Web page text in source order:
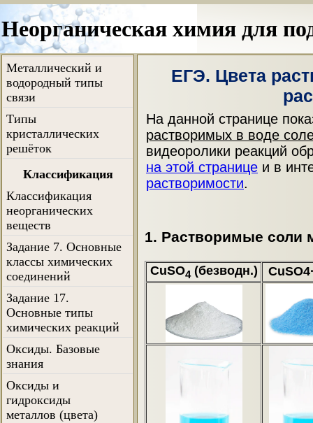
Неорганическая химия для
Ковалентный тип
связи.
Электроотрицательность
Металлический и
водородный типы
связи
Типы
кристаллических
решёток
Классификация
Классификация
неорганических
веществ
Задание 7. Основные
классы химических
соединений
Задание 17.
Основные типы
химических реакций
Оксиды. Базовые
знания
Оксиды и
гидроксиды
металлов (цвета)
ЕГЭ. Цвета
На данной странице
растворимых в воде
видеоролики реакций
на этой странице и в
растворимости.
1. Растворимые соли
CuSO4 (безводн.)